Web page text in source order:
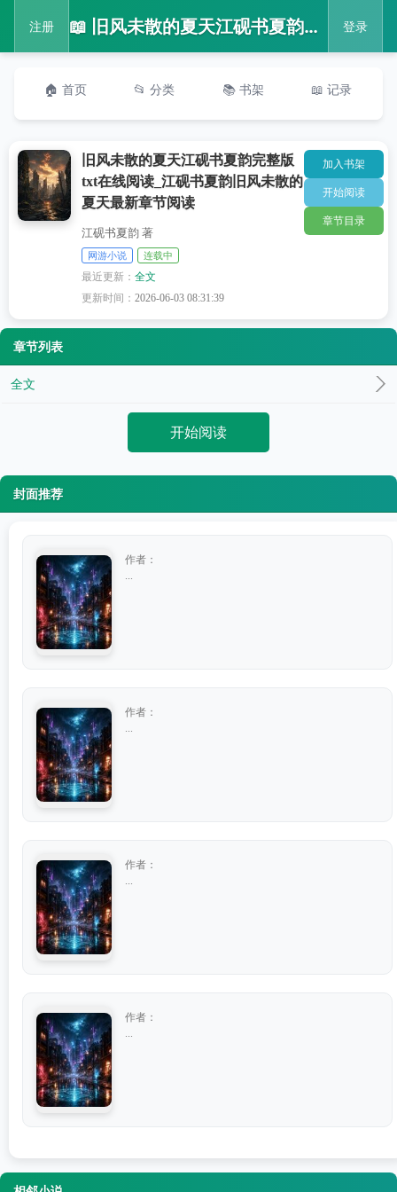
注册 📖 旧风未散的夏天江砚书夏韵完整版txt在线阅读_江砚书夏韵旧风未散的夏天最新章节阅读 登录
🏠 首页 📂 分类 📚 书架 📖 记录
旧风未散的夏天江砚书夏韵完整版
txt在线阅读_江砚书夏韵旧风未散的
夏天最新章节阅读
江砚书夏韵 著
网游小说 连载中
最近更新：全文
更新时间：2026-06-03 08:31:39
加入书架
开始阅读
章节目录
章节列表
全文
开始阅读
封面推荐
作者：
作者：
作者：
作者：